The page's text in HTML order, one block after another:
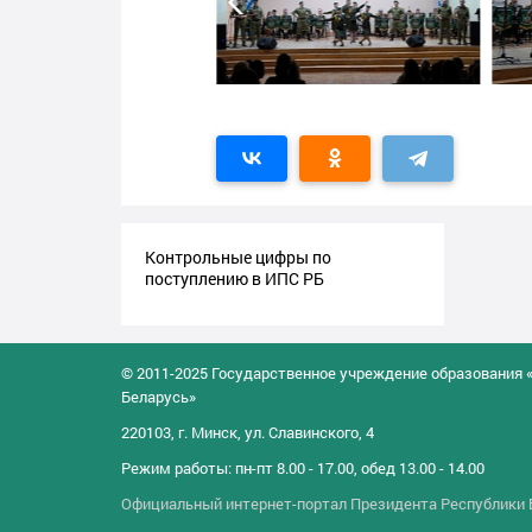
Контрольные цифры по
поступлению в ИПС РБ
© 2011-2025 Государственное учреждение
Беларусь»
220103, г. Минск, ул. Славинского, 4
Режим работы: пн-пт 8.00 - 17.00, обед 13.00 - 14.00
Официальный интернет-портал Президента Республики